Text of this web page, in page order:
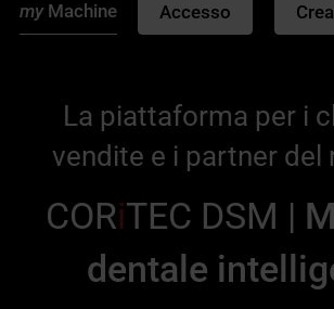
myMachine Marketplace
Accesso
La piattaforma per i
vendite e i partner del
CORiTEC DSM |
dentale